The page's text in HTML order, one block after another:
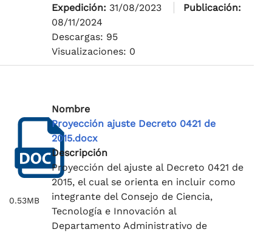
Expedición: 31/08/2023
Publicación:
08/11/2024
Descargas: 95
Visualizaciones: 0
0.53MB
Nombre
Proyección ajuste Decreto 0421 de
2015.docx
Descripción
Proyección del ajuste al Decreto 0421 de
2015, el cual se orienta en incluir como
integrante del Consejo de Ciencia,
Tecnología e Innovación al
Departamento Administrativo de